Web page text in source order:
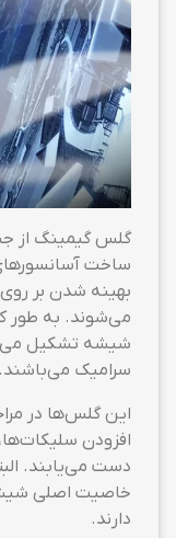
گلس گیمینگ از
ساخت
بهینه شدن بر
شیشه تشکیل
سرامیک می‌باشند.
این گلس‌ها در
افزودن
دست می‌یابند.
خاصیت اصلی
دارند.